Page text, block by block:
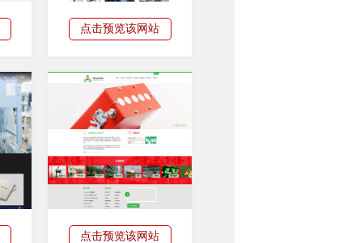
点击预览该网站
点击预览该网站